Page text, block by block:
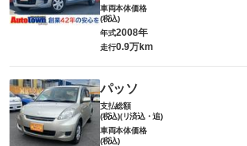
車両本体価格
(税込)
年式2008年
走行0.9万km
パッソ
支払総額
(税込)(リ済込・追)
車両本体価格
(税込)